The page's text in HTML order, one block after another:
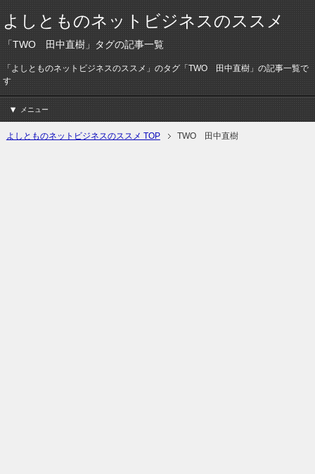
よしとものネットビジネスのススメ
「TWO 田中直樹」タグの記事一覧
「よしとものネットビジネスのススメ」のタグ「TWO 田中直樹」の記事一覧で
す
メニュー
よしとものネットビジネスのススメ TOP TWO 田中直樹